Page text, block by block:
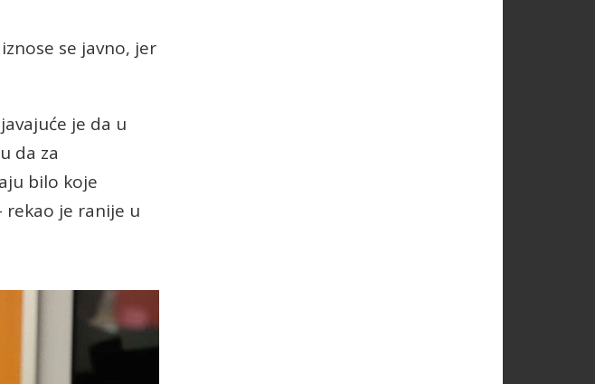
se javno, jer
je da u
da za
bilo koje
je ranije u